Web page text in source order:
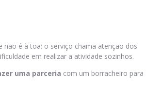
é à toa: o serviço chama atenção dos
em realizar a atividade sozinhos.
uma parceria com um borracheiro para